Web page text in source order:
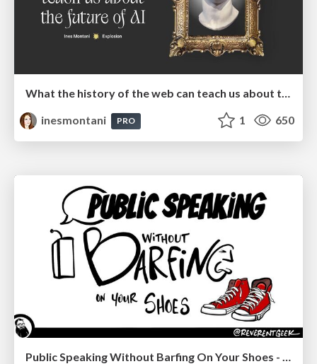
What the history of the web can teach us about the future of AI
inesmontani
PRO 1 650
Public Speaking Without Barfing On Your Shoes - THAT 2023